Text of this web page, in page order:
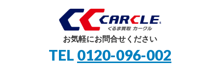
お気軽にお問合せください
TEL 0120-096-002